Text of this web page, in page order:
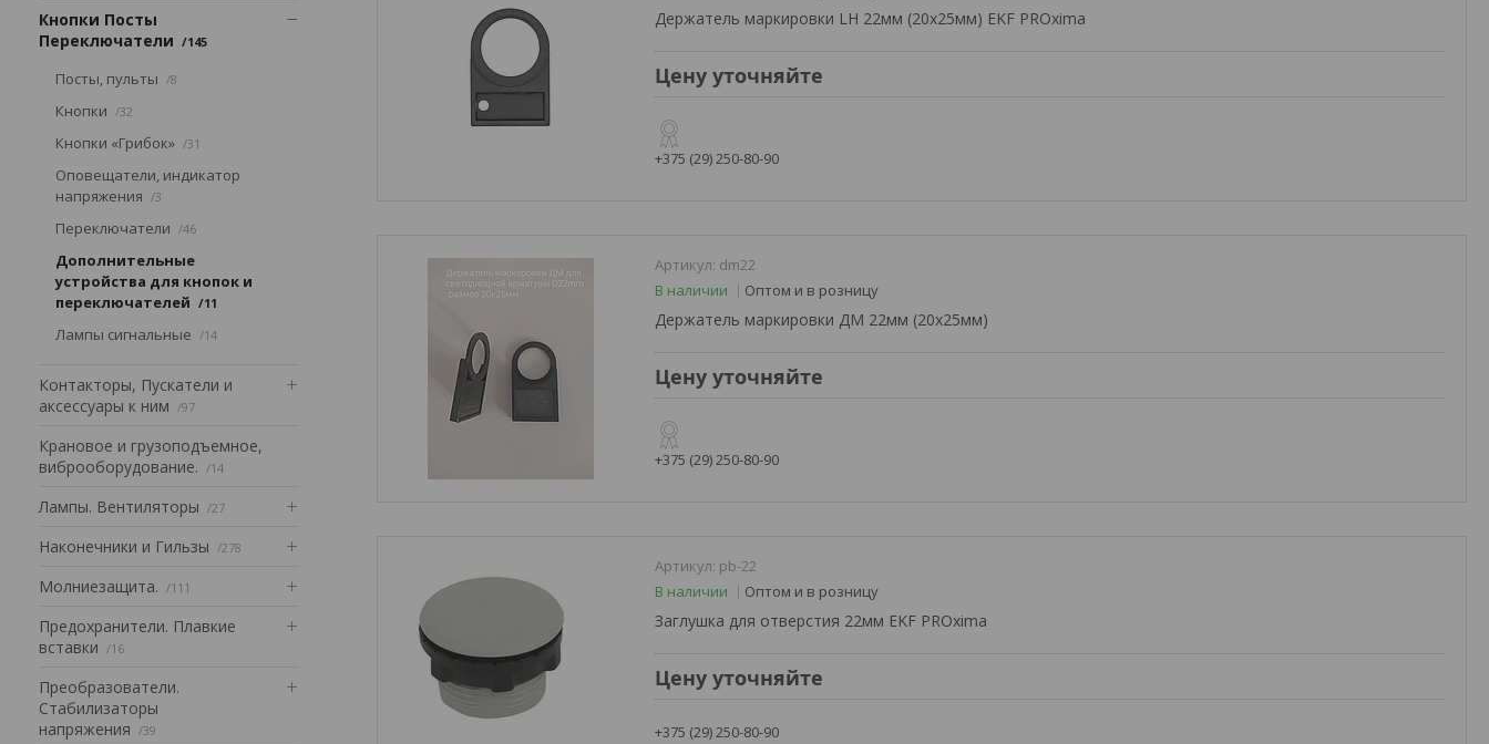
Кнопки Посты
Переключатели
145
Посты, пульты 8
Кнопки 32
Кнопки «Грибок» 31
Оповещатели, индикатор
напряжения
3
Переключатели 46
Дополнительные
устройства для кнопок и
переключателей
11
Лампы сигнальные 14
Контакторы, Пускатели и
аксессуары к ним
97
Крановое и грузоподъемное,
виброоборудование.
14
Лампы. Вентиляторы 27
Наконечники и Гильзы 278
Mолниезащита. 111
Предохранители. Плавкие
вставки
16
Преобразователи.
Стабилизаторы
напряжения
39
Держатель маркировки LH 22мм (20x25мм) EKF PROxima
Цену уточняйте
+375 (29) 250-80-90
dm22
В наличии
Оптом и в розницу
Держатель маркировки ДМ 22мм (20x25мм)
Цену уточняйте
+375 (29) 250-80-90
pb-22
В наличии
Оптом и в розницу
Заглушка для отверcтия 22мм EKF PROxima
Цену уточняйте
+375 (29) 250-80-90